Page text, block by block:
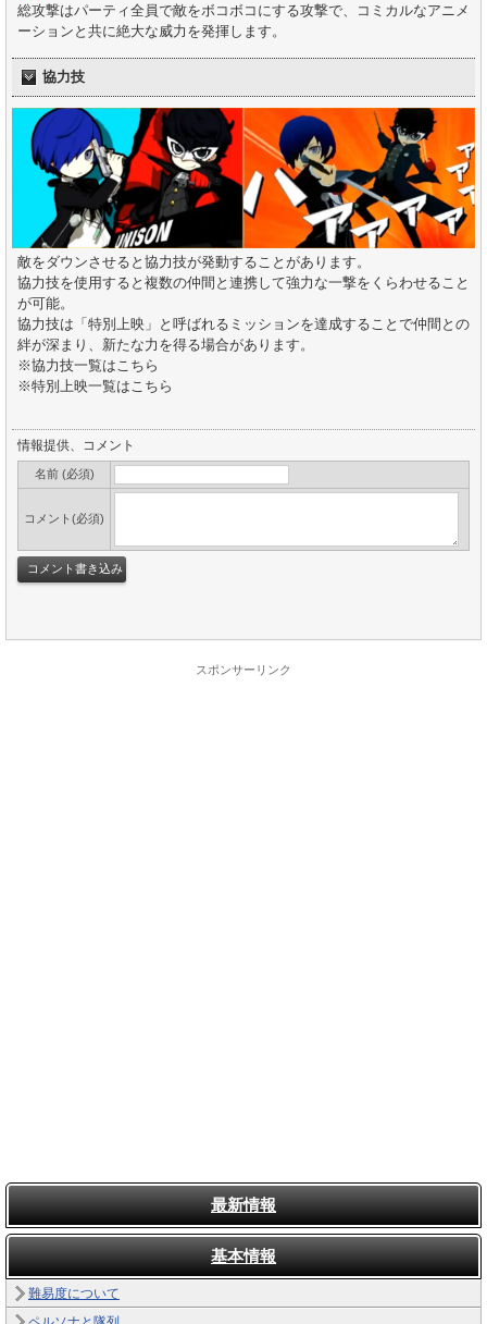
総攻撃はパーティ全員で敵をボコボコにする攻撃で、コミカルなアニメ
ーションと共に絶大な威力を発揮します。
協力技
敵をダウンさせると協力技が発動することがあります。
協力技を使用すると複数の仲間と連携して強力な一撃をくらわせること
が可能。
協力技は「特別上映」と呼ばれるミッションを達成することで仲間との
絆が深まり、新たな力を得る場合があります。
※協力技一覧はこちら
※特別上映一覧はこちら
情報提供、コメント
名前 (必須)
コメント(必須)
スポンサーリンク
最新情報
基本情報
難易度について